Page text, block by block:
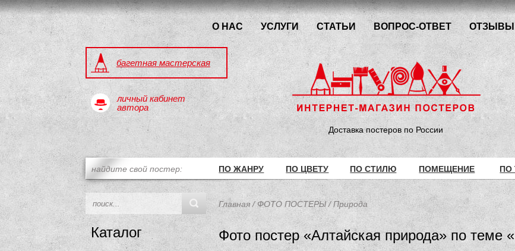
О НАС УСЛУГИ СТАТЬИ ВОПРОС-ОТВЕТ ОТЗЫВЫ
багетная мастерская
личный кабинет
автора
Доставка постеров по России
найдите свой постер: ПО ЖАНРУ ПО ЦВЕТУ ПО СТИЛЮ ПОМЕЩЕНИЕ ПО
Каталог
Главная / ФОТО ПОСТЕРЫ/Природа
Фото постер «Алтайская природа» по теме